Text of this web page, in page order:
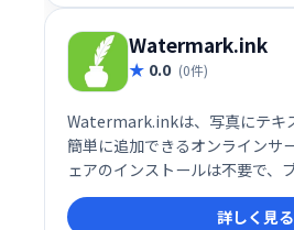
Watermark.ink
0.0 (0件)
Watermark.inkは、写真にテキ
簡単に追加できるオンラインサ
ェアのインストールは不要で、
るため、写真データはサーバー
軽に著作権保護を行いましょう。
詳しく見る